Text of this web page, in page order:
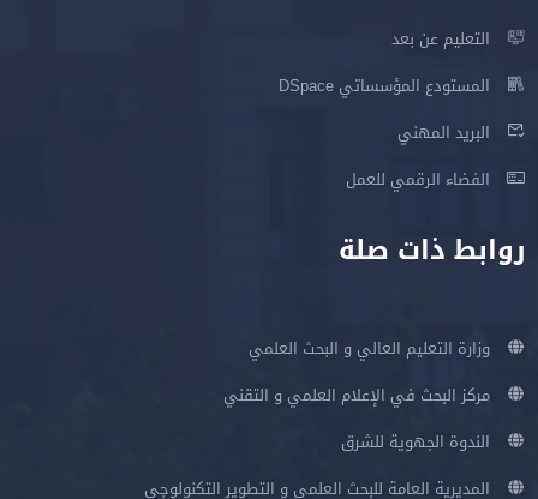
التعليم عن بعد
المستودع المؤسساتي DSpace
البريد المهني
الفضاء الرقمي للعمل
روابط ذات صلة
وزارة التعليم العالي و البحث العلمي
مركز البحث في الإعلام العلمي و التقني
الندوة الجهوية للشرق
المديرية العامة للبحث العلمي و التطوير التكنولوجي